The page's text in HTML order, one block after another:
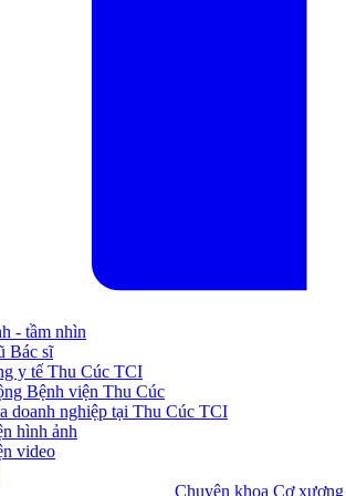
- tầm nhìn
Bác sĩ
y tế Thu Cúc TCI
Bệnh viện Thu Cúc
doanh nghiệp tại Thu Cúc TCI
hình ảnh
video
Chuyên khoa Cơ